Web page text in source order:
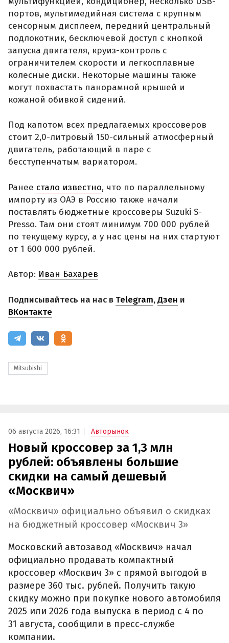
портов, мультимедийная система с крупным
сенсорным дисплеем, передний центральный
подлокотник, бесключевой доступ с кнопкой
запуска двигателя, круиз-контроль с
ограничителем скорости и легкосплавные
колесные диски. Некоторые машины также
могут похвастать панорамной крышей и
кожаной обивкой сидений.
Под капотом всех предлагаемых кроссоверов
стоит 2,0-литровый 150-сильный атмосферный
двигатель, работающий в паре с
бесступенчатым вариатором.
Ранее стало известно, что по параллельному
импорту из ОАЭ в Россию также начали
поставлять бюджетные кроссоверы Suzuki S-
Presso. Там они стоят минимум 700 000 рублей
по текущему курсу, а у нас цены на них стартуют
от 1 600 000 рублей.
Автор: Иван Бахарев
Подписывайтесь на нас в Telegram,Дзен и
ВКонтакте
Mitsubishi
06 августа 2026, 16:31 Авторынок
Новый кроссовер за 1,3 млн
рублей: объявлены большие
скидки на самый дешевый
«Москвич»
«Москвич» официально объявил о скидках
на бюджетный кроссовер «Москвич 3»
Московский автозавод «Москвич» начал
официально продавать компактный
кроссовер «Москвич 3» с прямой выгодой в
размере 360 тыс. рублей. Получить такую
скидку можно при покупке нового автомобиля
2025 или 2026 года выпуска в период с 4 по
31 августа, сообщили в пресс-службе
компании.